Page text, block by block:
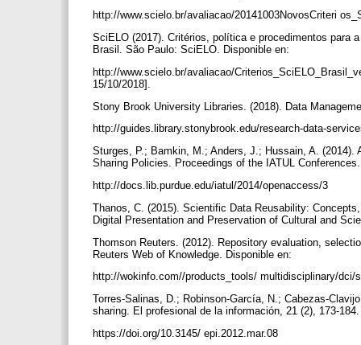
http://www.scielo.br/avaliacao/20141003NovosCriteri
SciELO (2017). Critérios, política e procedimentos para
Brasil. São Paulo: SciELO. Disponible en:
http://www.scielo.br/avaliacao/
15/10/2018].
Stony Brook University Libraries. (2018). Data
http://guides.library.stonybrook.edu/research-data-
Sturges, P.; Bamkin, M.; Anders, J.; Hussain, A.
Sharing Policies. Proceedings of the IATUL
http://docs.lib.purdue.edu/iatul/2014/openaccess/3
Thanos, C. (2015). Scientific Data Reusability:
Digital Presentation and Preservation of Cultural and
Thomson Reuters. (2012). Repository evaluation,
Reuters Web of Knowledge. Disponible en:
http://wokinfo.com//products_tools/ multidisciplinary/
Torres-Salinas, D.; Robinson-García, N.; Cabezas-
sharing. El profesional de la información, 21 (2), 173-
https://doi.org/10.3145/ epi.2012.mar.08